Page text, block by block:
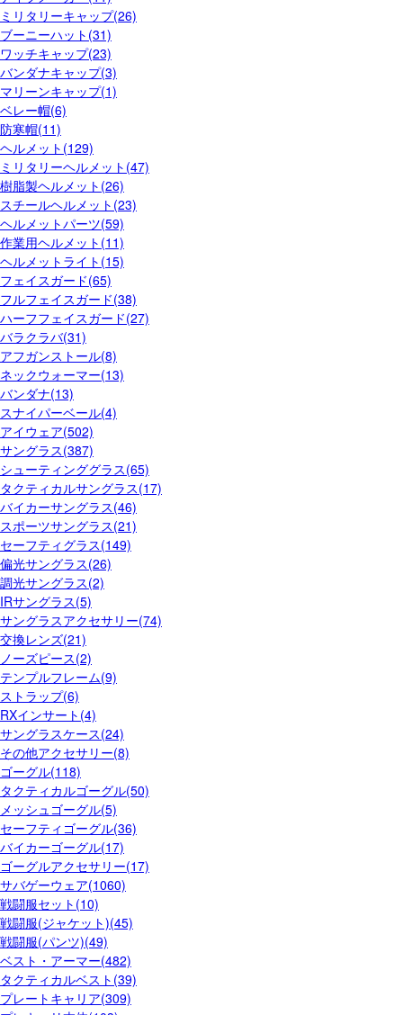
ミリタリーキャップ(26)
ブーニーハット(31)
ワッチキャップ(23)
バンダナキャップ(3)
マリーンキャップ(1)
ベレー帽(6)
防寒帽(11)
ヘルメット(129)
ミリタリーヘルメット(47)
樹脂製ヘルメット(26)
スチールヘルメット(23)
ヘルメットパーツ(59)
作業用ヘルメット(11)
ヘルメットライト(15)
フェイスガード(65)
フルフェイスガード(38)
ハーフフェイスガード(27)
バラクラバ(31)
アフガンストール(8)
ネックウォーマー(13)
バンダナ(13)
スナイパーベール(4)
アイウェア(502)
サングラス(387)
シューティンググラス(65)
タクティカルサングラス(17)
バイカーサングラス(46)
スポーツサングラス(21)
セーフティグラス(149)
偏光サングラス(26)
調光サングラス(2)
IRサングラス(5)
サングラスアクセサリー(74)
交換レンズ(21)
ノーズピース(2)
テンプルフレーム(9)
ストラップ(6)
RXインサート(4)
サングラスケース(24)
その他アクセサリー(8)
ゴーグル(118)
タクティカルゴーグル(50)
メッシュゴーグル(5)
セーフティゴーグル(36)
バイカーゴーグル(17)
ゴーグルアクセサリー(17)
サバゲーウェア(1060)
戦闘服セット(10)
戦闘服(ジャケット)(45)
戦闘服(パンツ)(49)
ベスト・アーマー(482)
タクティカルベスト(39)
プレートキャリア(309)